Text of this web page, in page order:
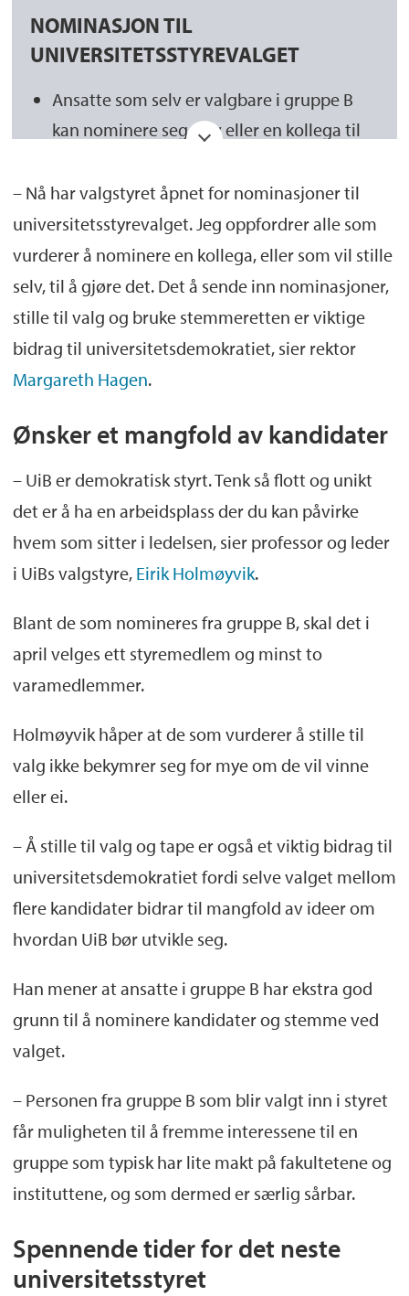
NOMINASJON TIL
UNIVERSITETSSTYREVALGET
Ansatte som selv er valgbare i gruppe B
kan nominere seg selv eller en kollega til
Sjekk om du står imanntalletfor å finne ut
om du kan nominere noen
Hver enkelt kan ikke nominere mer enn én
person. Personen som nomineres må ha
blitt spurt om de ønsker å stille til valg
Nominasjoner må leveres skriftlig til
Finn mer informasjon påansattsidene til
– Nå har valgstyret åpnet for nominasjoner til
universitetsstyrevalget. Jeg oppfordrer alle som
vurderer å nominere en kollega, eller som vil stille
selv, til å gjøre det. Det å sende inn nominasjoner,
stille til valg og bruke stemmeretten er viktige
bidrag til universitetsdemokratiet, sier rektor
Margareth Hagen.
Ønsker et mangfold av kandidater
– UiB er demokratisk styrt. Tenk så flott og unikt
det er å ha en arbeidsplass der du kan påvirke
hvem som sitter i ledelsen, sier professor og leder
i UiBs valgstyre, Eirik Holmøyvik.
Blant de som nomineres fra gruppe B, skal det i
april velges ett styremedlem og minst to
varamedlemmer.
Holmøyvik håper at de som vurderer å stille til
valg ikke bekymrer seg for mye om de vil vinne
eller ei.
– Å stille til valg og tape er også et viktig bidrag til
universitetsdemokratiet fordi selve valget mellom
flere kandidater bidrar til mangfold av ideer om
hvordan UiB bør utvikle seg.
Han mener at ansatte i gruppe B har ekstra god
grunn til å nominere kandidater og stemme ved
valget.
– Personen fra gruppe B som blir valgt inn i styret
får muligheten til å fremme interessene til en
gruppe som typisk har lite makt på fakultetene og
instituttene, og som dermed er særlig sårbar.
Spennende tider for det neste
universitetsstyret